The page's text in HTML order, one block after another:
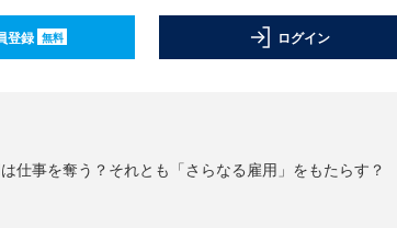
登録 無料 ログイン
仕事を奪う？それとも「さらなる雇用」をもたらす？